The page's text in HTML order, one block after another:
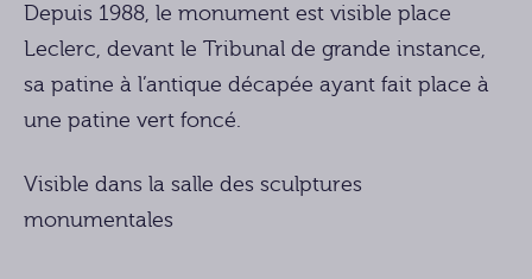
Depuis 1988, le monument est visible place
Leclerc, devant le Tribunal de grande instance,
sa patine à l’antique décapée ayant fait place à
une patine vert foncé.
Visible dans la salle des sculptures
monumentales